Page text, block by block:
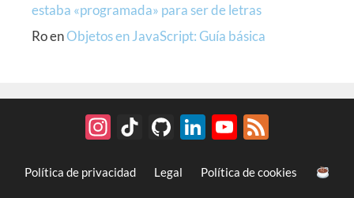
estaba «programada» para ser de letras
RoenObjetos en JavaScript: Guía básica
Instagram
TikTok
GitHub
LinkedIn
YouTube
Política de privacidad Legal Política de cookies